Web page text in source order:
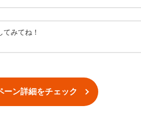
みてね！
ーン詳細をチェック